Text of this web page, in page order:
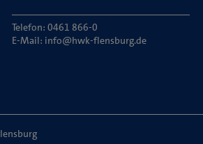
Telefon: 0461 866-0
E-Mail: info@hwk-flensburg.de